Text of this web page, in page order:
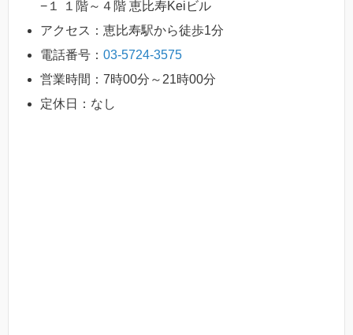
−１ １階～４階 恵比寿Keiビル
アクセス：恵比寿駅から徒歩1分
電話番号： 03-5724-3575
営業時間：7時00分～21時00分
定休日：なし